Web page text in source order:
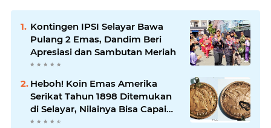
Kontingen IPSI Selayar Bawa
Pulang 2 Emas, Dandim Beri
Apresiasi dan Sambutan Meriah
Heboh! Koin Emas Amerika
Serikat Tahun 1898 Ditemukan
di Selayar, Nilainya Bisa Capai
Rp873 Juta